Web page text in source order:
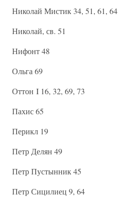
Николай Мистик 34, 51, 61, 64
Николай, св. 51
Нифонт 48
Ольга 69
Оттон I 16, 32, 69, 73
Пахис 65
Перикл 19
Петр Делян 49
Петр Пустынник 45
Петр Сицилиец 9, 64